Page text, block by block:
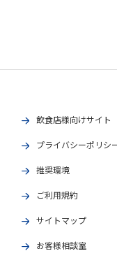
飲食店様向けサイト
プライバシーポリシ
推奨環境
ご利用規約
サイトマップ
お客様相談室